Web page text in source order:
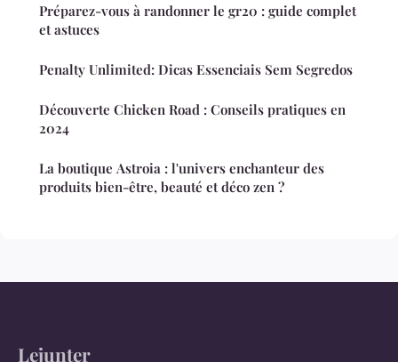
Préparez-vous à randonner le gr20 : guide complet
et astuces
Penalty Unlimited: Dicas Essenciais Sem Segredos
Découverte Chicken Road : Conseils pratiques en
2024
La boutique Astroia : l'univers enchanteur des
produits bien-être, beauté et déco zen ?
Lejunter